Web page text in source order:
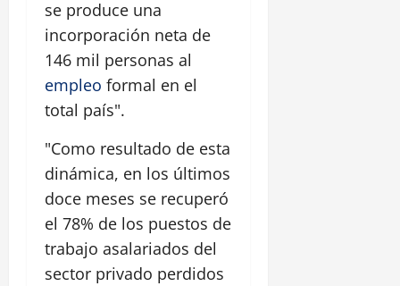
se produce una
incorporación neta de
146 mil personas al
empleo formal en el
total país".
"Como resultado de esta
dinámica, en los últimos
doce meses se recuperó
el 78% de los puestos de
trabajo asalariados del
sector privado perdidos